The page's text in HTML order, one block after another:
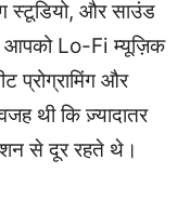
स्टूडियो, और साउंड
आपको Lo-Fi म्यूज़िक
प्रोग्रामिंग और
थी कि ज़्यादातर
से दूर रहते थे।